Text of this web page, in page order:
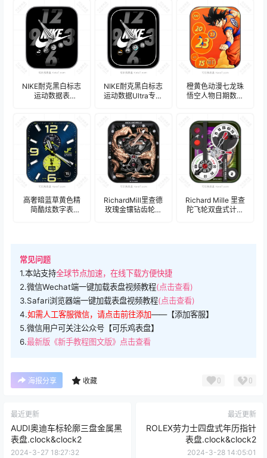
NIKE耐克黑白标志
运动数据表
NIKE耐克黑白标志
运动数据Ultra专用
橙黄色动漫七龙珠
悟空人物日期数字
高奢暗蓝草黄色精
简酷炫数字表
RichardMill里查德
玫瑰金镶钻齿轮机
Richard Mille 里查
陀飞轮双盘式计时
常见问题
1.本站支持全球节点加速，在线下载方便快捷
2.微信Wechat端一键加载表盘视频教程(点击查看)
3.Safari浏览器端一键加载表盘视频教程(点击查看)
4.如需人工客服微信，请点击前往添加——【添加客服】
5.微信用户可关注公众号【可乐鸡表盘】
6.最新版《新手教程图文版》点击查看
海报分享 收藏 0 0
最近更新
AUDI奥迪车标轮廓三盘金属黑
表盘.clock&clock2
2024-3-27 18:27:32
最近更新
ROLEX劳力士四盘式年历指针
表盘.clock&clock2
2024-3-28 14:05:01